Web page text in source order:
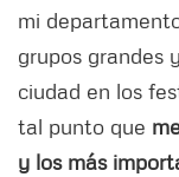
mi
grupos grandes
ciudad en los
tal punto que
y los más